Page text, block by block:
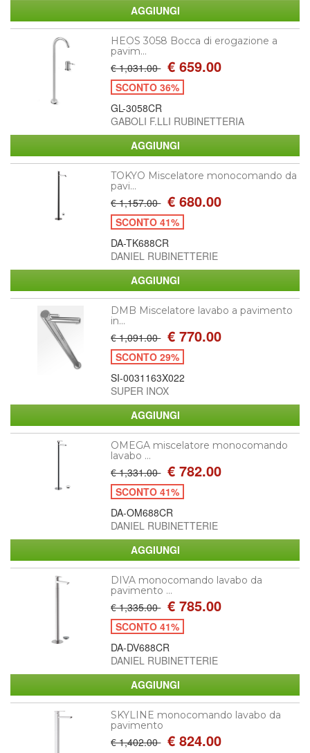
HEOS 3058 Bocca di erogazione a
pavim...
€ 1,031.00 € 659.00
SCONTO 36%
GL-3058CR
GABOLI F.LLI RUBINETTERIA
TOKYO Miscelatore monocomando da
pavi...
€ 1,157.00 € 680.00
SCONTO 41%
DA-TK688CR
DANIEL RUBINETTERIE
DMB Miscelatore lavabo a pavimento
in...
€ 1,091.00 € 770.00
SCONTO 29%
SI-0031163X022
SUPER INOX
OMEGA miscelatore monocomando
lavabo ...
€ 1,331.00 € 782.00
SCONTO 41%
DA-OM688CR
DANIEL RUBINETTERIE
DIVA monocomando lavabo da
pavimento ...
€ 1,335.00 € 785.00
SCONTO 41%
DA-DV688CR
DANIEL RUBINETTERIE
SKYLINE monocomando lavabo da
pavimento
€ 1,402.00 € 824.00